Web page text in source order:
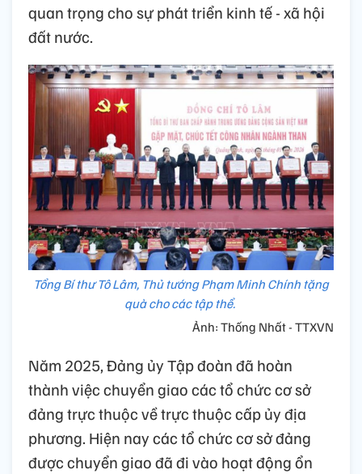
quan trọng cho sự phát triển kinh tế - xã hội
đất nước.
Tổng Bí thư Tô Lâm, Thủ tướng Phạm Minh Chính tặng
quà cho các tập thể.
Ảnh: Thống Nhất - TTXVN
Năm 2025, Đảng ủy Tập đoàn đã hoàn
thành việc chuyển giao các tổ chức cơ sở
đảng trực thuộc về trực thuộc cấp ủy địa
phương. Hiện nay các tổ chức cơ sở đảng
được chuyển giao đã đi vào hoạt động ổn